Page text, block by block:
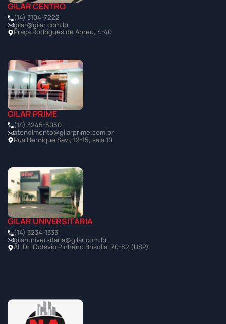
GILAR CENTRO
(14) 3104-7222
gilar@gilar.com.br
Praça Rodrigues de Abreu, 4-40
GILAR PRIME
(14) 3245-5050
atendimento@gilarprime.com.br
Rua Henrique Savi, 12-15, sala 10
GILAR UNIVERSITÁRIA
(14) 3234-1333
gilaruniversitaria@gilar.com.br
Al. Dr. Octávio Pinheiro Brisolla, 70-82 (USP)